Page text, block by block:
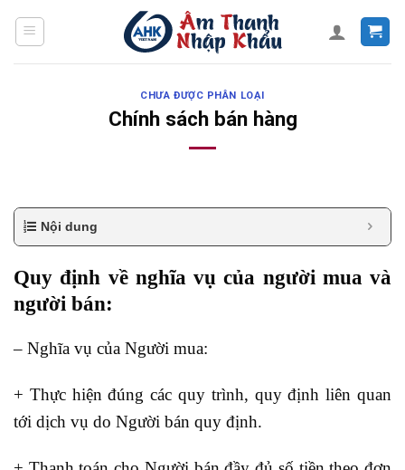
CHƯA ĐƯỢC PHÂN LOẠI
Chính sách bán hàng
Nội dung
Quy định về nghĩa vụ của người mua và
người bán:
– Nghĩa vụ của Người mua:
+ Thực hiện đúng các quy trình, quy định liên quan
tới dịch vụ do Người bán quy định.